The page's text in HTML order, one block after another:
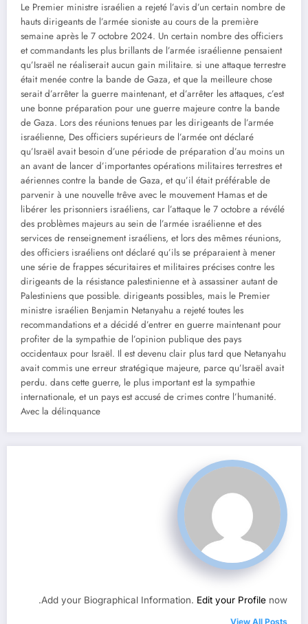
Le Premier ministre israélien a rejeté l’avis d’un certain nombre de
hauts dirigeants de l’armée sioniste au cours de la première
semaine après le 7 octobre 2024. Un certain nombre des officiers
et commandants les plus brillants de l’armée israélienne pensaient
qu’Israël ne réaliserait aucun gain militaire. si une attaque terrestre
était menée contre la bande de Gaza, et que la meilleure chose
serait d’arrêter la guerre maintenant, et d’arrêter les attaques, c’est
une bonne préparation pour une guerre majeure contre la bande
de Gaza. Lors des réunions tenues par les dirigeants de l’armée
israélienne, Des officiers supérieurs de l’armée ont déclaré
qu’Israël avait besoin d’une période de préparation d’au moins un
an avant de lancer d’importantes opérations militaires terrestres et
aériennes contre la bande de Gaza, et qu’il était préférable de
parvenir à une nouvelle trêve avec le mouvement Hamas et de
libérer les prisonniers israéliens, car l’attaque le 7 octobre a révélé
des problèmes majeurs au sein de l’armée israélienne et des
services de renseignement israéliens, et lors des mêmes réunions,
des officiers israéliens ont déclaré qu’ils se préparaient à mener
une série de frappes sécuritaires et militaires précises contre les
dirigeants de la résistance palestinienne et à assassiner autant de
Palestiniens que possible. dirigeants possibles, mais le Premier
ministre israélien Benjamin Netanyahu a rejeté toutes les
recommandations et a décidé d’entrer en guerre maintenant pour
profiter de la sympathie de l’opinion publique des pays
occidentaux pour Israël. Il est devenu clair plus tard que Netanyahu
avait commis une erreur stratégique majeure, parce qu’Israël avait
perdu. dans cette guerre, le plus important est la sympathie
internationale, et un pays est accusé de crimes contre l’humanité.
Avec la délinquance
Add your Biographical Information. Edit your Profile now.
View All Posts